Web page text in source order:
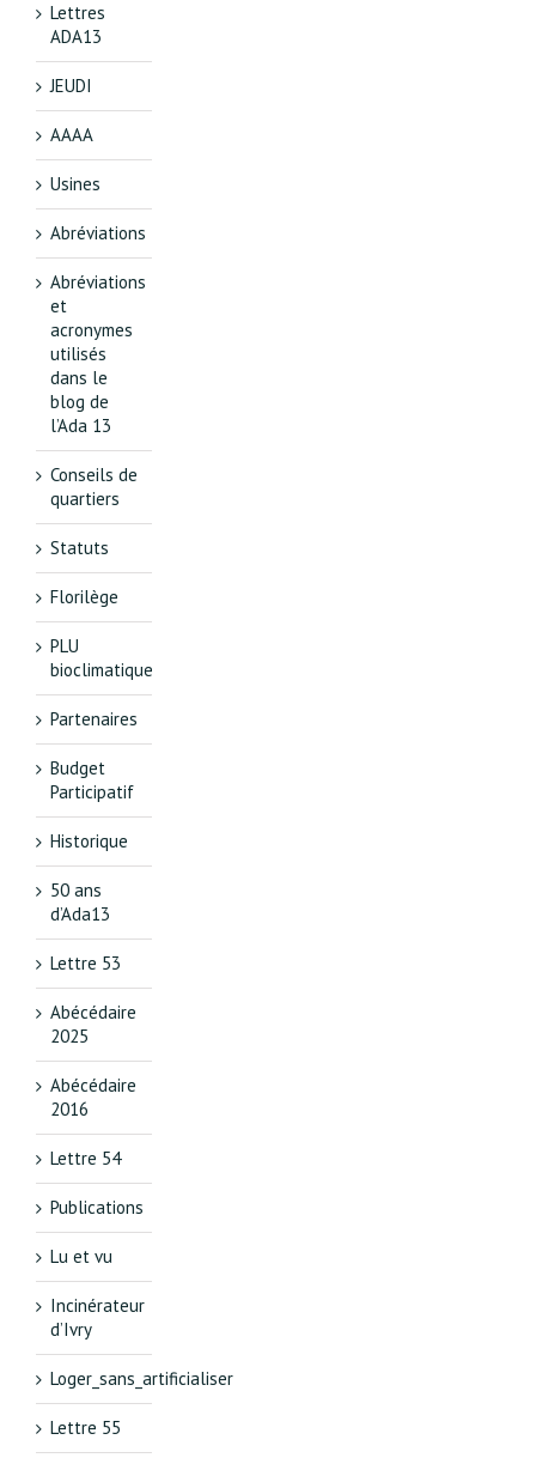
Lettres
ADA13
JEUDI
AAAA
Usines
Abréviations
Abréviations
et
acronymes
utilisés
dans le
blog de
l’Ada 13
Conseils de
quartiers
Statuts
Florilège
PLU
bioclimatique
Partenaires
Budget
Participatif
Historique
50 ans
d’Ada13
Lettre 53
Abécédaire
2025
Abécédaire
2016
Lettre 54
Publications
Lu et vu
Incinérateur
d’Ivry
Loger_sans_artificialiser
Lettre 55